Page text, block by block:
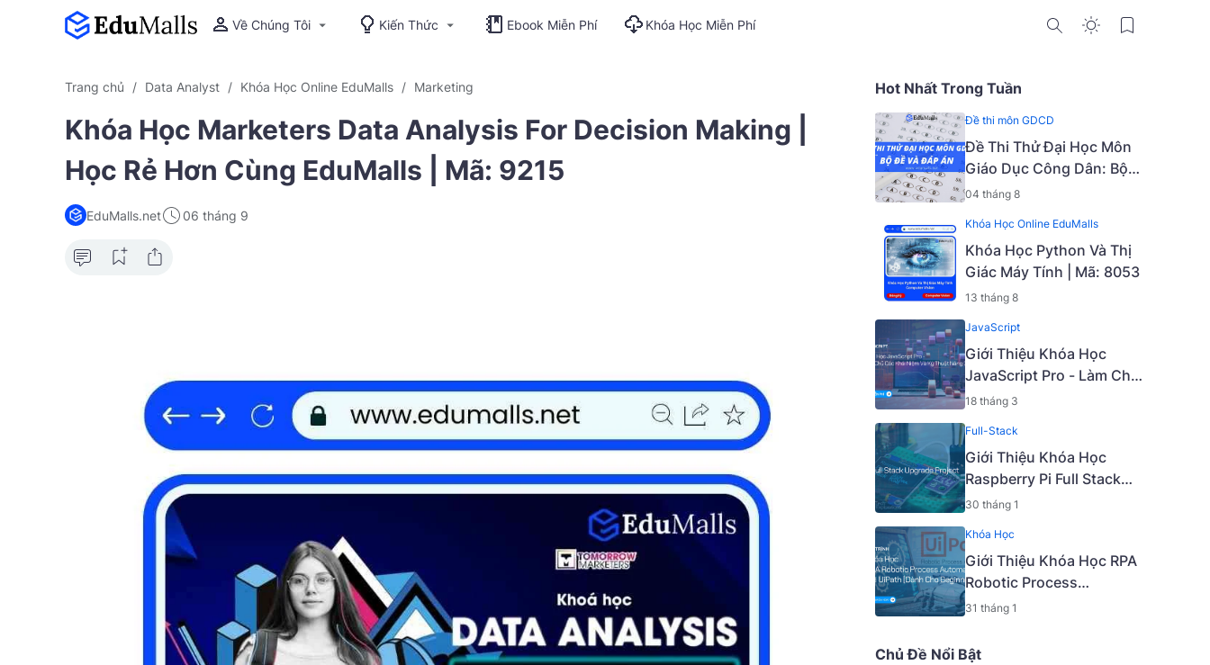
Về Chúng Tôi Kiến Thức Ebook Miễn Phí Khóa Học Miễn Phí
Trang chủ Data Analyst Khóa Học Online EduMalls Marketing
Khóa Học Marketers Data Analysis For Decision Making |
Học Rẻ Hơn Cùng EduMalls | Mã: 9215
EduMalls.net 06 tháng 9
Hot Nhất Trong Tuần
Đề thi môn GDCD
Đề Thi Thử Đại Học Môn
Giáo Dục Công Dân: Bộ
Đề Và Đáp Án
04 tháng 8
Khóa Học Online EduMalls
Khóa Học Python Và Thị
Giác Máy Tính | Mã: 8053
13 tháng 8
JavaScript
Giới Thiệu Khóa Học
JavaScript Pro - Làm Chủ
Các Khái Niệm Và Kỹ
6919 A]
18 tháng 3
Full-Stack
Giới Thiệu Khóa Học
Raspberry Pi Full Stack
Upgrade Project [Mã -
30 tháng 1
Khóa Học
Giới Thiệu Khóa Học RPA
Robotic Process
Automation Với UiPath
- 7650 A]
31 tháng 1
Chủ Đề Nổi Bật